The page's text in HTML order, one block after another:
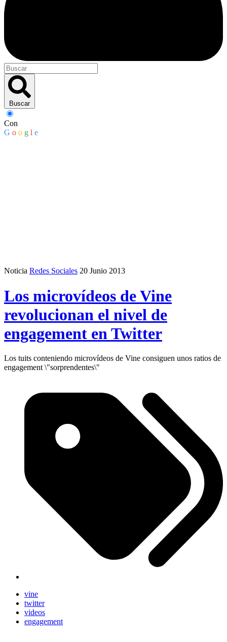
Buscar
Con
G o o g l e
Noticia Redes Sociales 20 Junio 2013
Los microvídeos de Vine
revolucionan el nivel de
engagement en Twitter
Los tuits conteniendo microvídeos de Vine consiguen unos ratios de
engagement \"sorprendentes\"
vine
twitter
videos
engagement